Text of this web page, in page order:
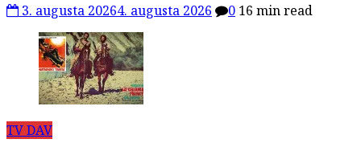
3. augusta 20264. augusta 2026 0 16 min read
TV DAV